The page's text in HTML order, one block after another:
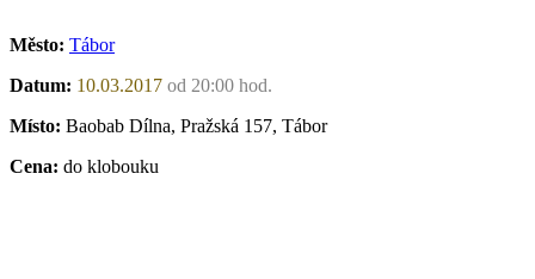
Město: Tábor
Datum: 10.03.2017 od 20:00 hod.
Místo: Baobab Dílna, Pražská 157, Tábor
Cena: do klobouku